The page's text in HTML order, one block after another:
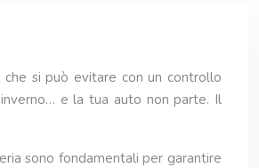
si può evitare con un controllo
e la tua auto non parte. Il
sono fondamentali per garantire